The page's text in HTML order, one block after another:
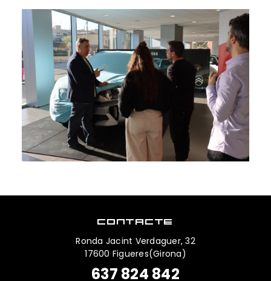
CONTACTE
Ronda Jacint Verdaguer, 32
17600 Figueres(Girona)
637 824 842